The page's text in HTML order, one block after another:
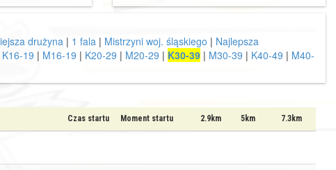
drużyna | 1 fala | Mistrzyni woj. śląskiego | Najlepsza
K16-19 | M16-19 | K20-29 | M20-29 | K30-39 | M30-39 | K40-49 | M40-
Czas startu Moment startu 2.9km 5km 7.3km